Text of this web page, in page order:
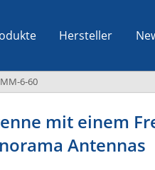
Hersteller
6-60
mit einem
Antennas